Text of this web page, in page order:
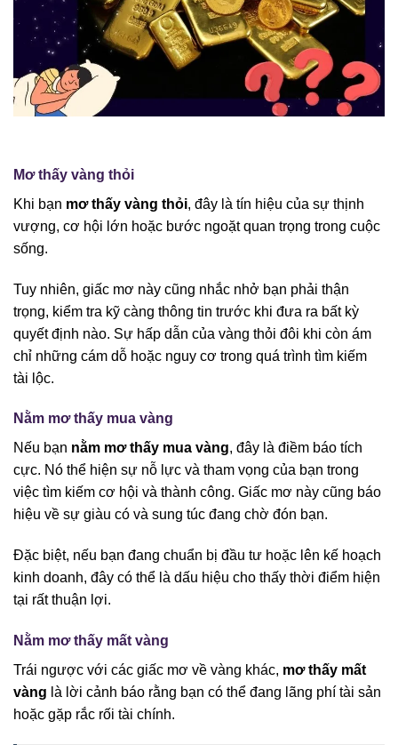
Mơ thấy vàng thỏi
Khi bạn mơ thấy vàng thỏi, đây là tín hiệu của sự thịnh
vượng, cơ hội lớn hoặc bước ngoặt quan trọng trong cuộc
sống.
Tuy nhiên, giấc mơ này cũng nhắc nhở bạn phải thận
trọng, kiểm tra kỹ càng thông tin trước khi đưa ra bất kỳ
quyết định nào. Sự hấp dẫn của vàng thỏi đôi khi còn ám
chỉ những cám dỗ hoặc nguy cơ trong quá trình tìm kiếm
tài lộc.
Nằm mơ thấy mua vàng
Nếu bạn nằm mơ thấy mua vàng, đây là điềm báo tích
cực. Nó thể hiện sự nỗ lực và tham vọng của bạn trong
việc tìm kiếm cơ hội và thành công. Giấc mơ này cũng báo
hiệu về sự giàu có và sung túc đang chờ đón bạn.
Đặc biệt, nếu bạn đang chuẩn bị đầu tư hoặc lên kế hoạch
kinh doanh, đây có thể là dấu hiệu cho thấy thời điểm hiện
tại rất thuận lợi.
Nằm mơ thấy mất vàng
Trái ngược với các giấc mơ về vàng khác, mơ thấy mất
vàng là lời cảnh báo rằng bạn có thể đang lãng phí tài sản
hoặc gặp rắc rối tài chính.